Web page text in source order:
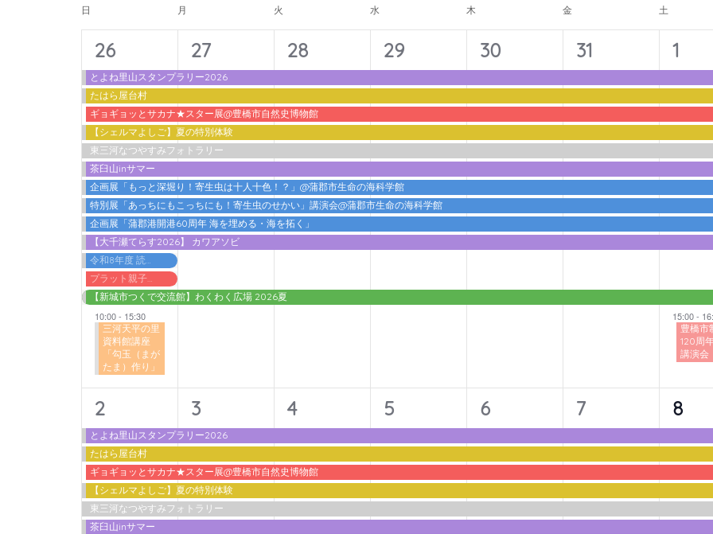
し
て
ナ
ビ
ゲ
ー
シ
ョ
ン
を
表
示
く
だ
さ
い。
キ
ー
ワ
ー
ド
で
イ
索
し
ま
す。
ョ
ン
inputs
will
cause
the
list
of
events
to
refresh
with
the
filtered
results.
付
を
択
イ
ベ
ン
ト
の
カ
レ
ン
ダ
ー
日 月 火 水 木 金 土
14
イ
ベ
ン
ト,
26
とよね里山スタンプラリー2026
たはら屋台村
ギョギョッとサカナ★スター展@豊橋市自然史博物館
【シェルマよしご】夏の特別体験
東三河なつやすみフォトラリー
茶臼山inサマー
企画展「もっと深堀り！寄生虫は十人十色！？」@蒲郡市生命の海科学館
特別展「あっちにもこっちにも！寄生虫のせかい」講演会@蒲郡市生命の海科学館
企画展「蒲郡港開港60周年 海を埋める・海を拓く」
【大千瀬てらす2026】 カワアソビ
令和8年度 読書感想文書いちゃうデー@蒲郡市立図書館
プラット親子わくわくプログラム2026 アガット＆アドリアン『ノ．ルム －ふたりのバランス－』
【新城市つくで交流館】わくわく広場 2026夏
10:00- 15:30
三河天平の里
資料館講座
「勾玉（まが
たま）作り」
11
イ
ベ
ン
ト,
27
11
イ
ベ
ン
ト,
28
11
イ
ベ
ン
ト,
29
11
イ
ベ
ン
ト,
30
11
イ
ベ
ン
ト,
31
12
イ
ベ
ン
ト,
1
15:00-
豊橋市
120周
講演会
11
イ
ベ
ン
ト,
2
とよね里山スタンプラリー2026
たはら屋台村
ギョギョッとサカナ★スター展@豊橋市自然史博物館
【シェルマよしご】夏の特別体験
東三河なつやすみフォトラリー
茶臼山inサマー
11
イ
ベ
ン
ト,
3
11
イ
ベ
ン
ト,
4
11
イ
ベ
ン
ト,
5
11
イ
ベ
ン
ト,
6
11
イ
ベ
ン
ト,
7
11
イ
ベ
ン
ト,
8